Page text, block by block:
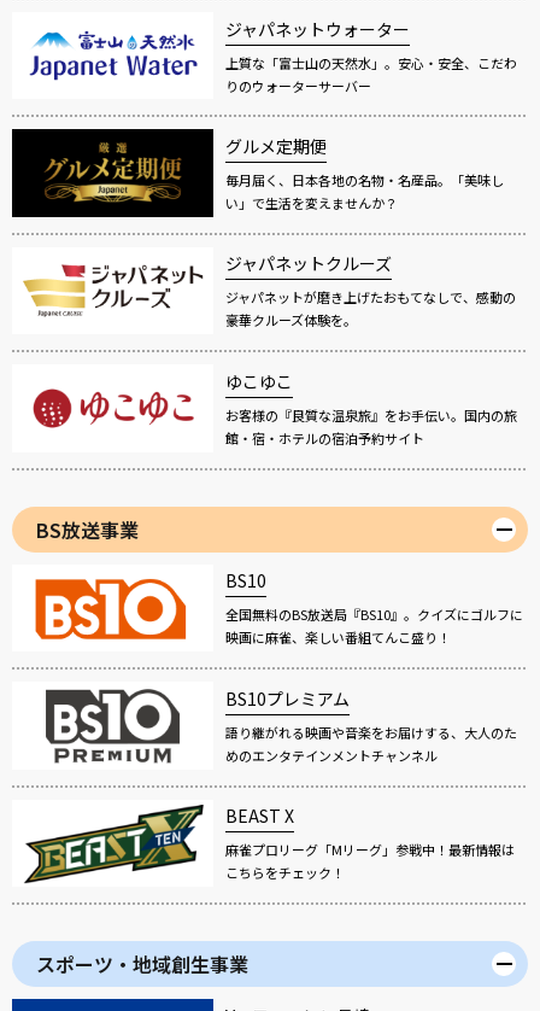
ジャパネットウォーター
上質な「富士山の天然水」。安心・安全、こだわ
りのウォーターサーバー
グルメ定期便
毎月届く、日本各地の名物・名産品。「美味し
い」で生活を変えませんか？
ジャパネットクルーズ
ジャパネットが磨き上げたおもてなしで、感動の
豪華クルーズ体験を。
ゆこゆこ
お客様の『良質な温泉旅』をお手伝い。国内の旅
館・宿・ホテルの宿泊予約サイト
BS放送事業
BS10
全国無料のBS放送局『BS10』。クイズにゴルフに
映画に麻雀、楽しい番組てんこ盛り！
BS10プレミアム
語り継がれる映画や音楽をお届けする、大人のた
めのエンタテインメントチャンネル
BEAST X
麻雀プロリーグ「Mリーグ」参戦中！最新情報は
こちらをチェック！
スポーツ・地域創生事業